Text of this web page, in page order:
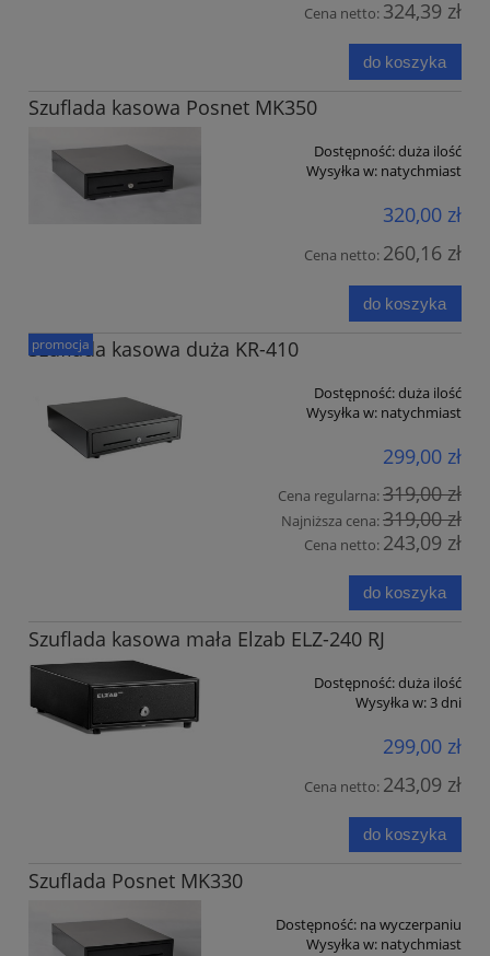
Cena netto: 324,39 zł
do koszyka
Szuflada kasowa Posnet MK350
Dostępność:duża ilość
Wysyłka w: natychmiast
320,00 zł
Cena netto: 260,16 zł
do koszyka
Szuflada kasowa duża KR-410
Dostępność:duża ilość
Wysyłka w: natychmiast
299,00 zł
Cena regularna:319,00 zł
Najniższa cena:319,00 zł
Cena netto: 243,09 zł
do koszyka
promocja
Szuflada kasowa mała Elzab ELZ-240 RJ
Dostępność:duża ilość
Wysyłka w:3 dni
299,00 zł
Cena netto: 243,09 zł
do koszyka
Szuflada Posnet MK330
Dostępność: na wyczerpaniu
Wysyłka w: natychmiast